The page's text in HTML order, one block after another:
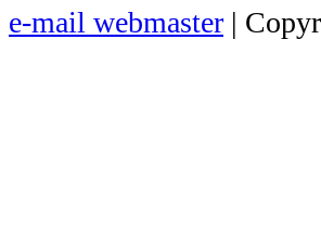
e-mail webmaster |